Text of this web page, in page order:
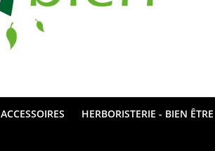
ACCESSOIRES HERBORISTERIE - BIEN ÊTRE